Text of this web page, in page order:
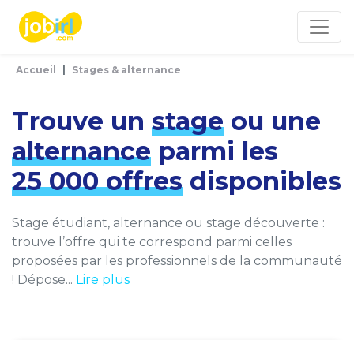
Accueil Stages & alternance
Trouve un stage ou une
alternance parmi les
25 000 offres disponibles
Stage étudiant, alternance ou stage découverte :
trouve l’offre qui te correspond parmi celles
proposées par les professionnels de la communauté
! Dépose... Lire plus
Panneau de gestion des cookies